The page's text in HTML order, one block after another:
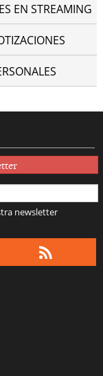
EN STREAMING
newsletter